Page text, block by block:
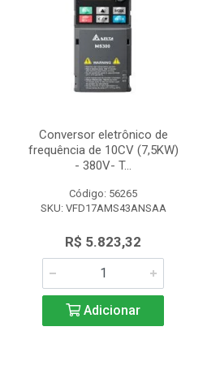
Conversor eletrônico de
frequência de 10CV (7,5KW)
- 380V- T...
Código: 56265
SKU: VFD17AMS43ANSAA
R$ 5.823,32
Adicionar